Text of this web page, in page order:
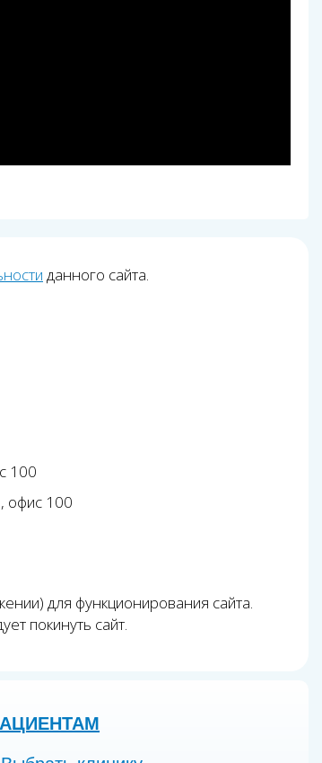
данного сайта.
100
офис 100
для функционирования сайта.
покинуть сайт.